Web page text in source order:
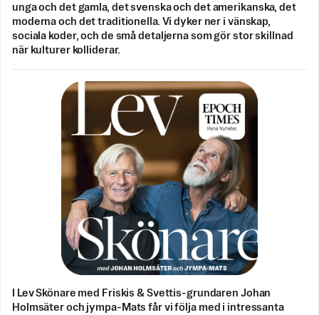
unga och det gamla, det svenska och det amerikanska, det
moderna och det traditionella. Vi dyker ner i vänskap,
sociala koder, och de små detaljerna som gör stor skillnad
när kulturer kolliderar.
I Lev Skönare med Friskis & Svettis-grundaren Johan
Holmsäter och jympa-Mats får vi följa med i intressanta